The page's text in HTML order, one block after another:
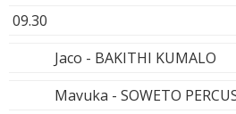
09.30
Jaco - BAKITHI KUMALO
Mavuka - SOWETO